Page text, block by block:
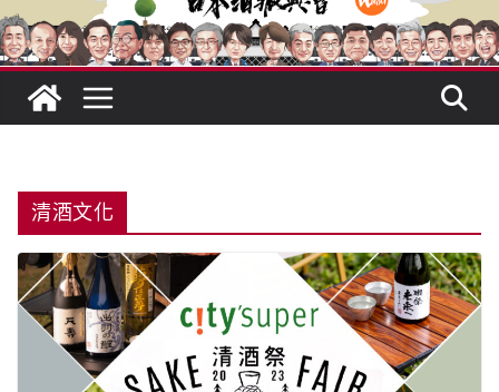
龜之井酒造：口說上手 – 山形純米大
吟釀的堅持與傳承 ～ くどき上手
清酒文化